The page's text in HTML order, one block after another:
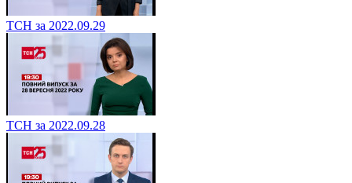
ТСН за 2022.09.29
ТСН за 2022.09.28